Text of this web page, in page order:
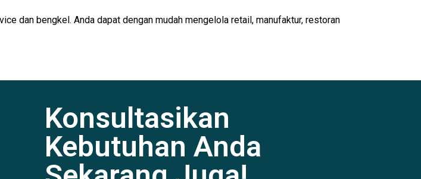
dan bengkel. Anda dapat dengan mudah mengelola retail, manufaktur, restoran
Konsultasikan
Kebutuhan Anda